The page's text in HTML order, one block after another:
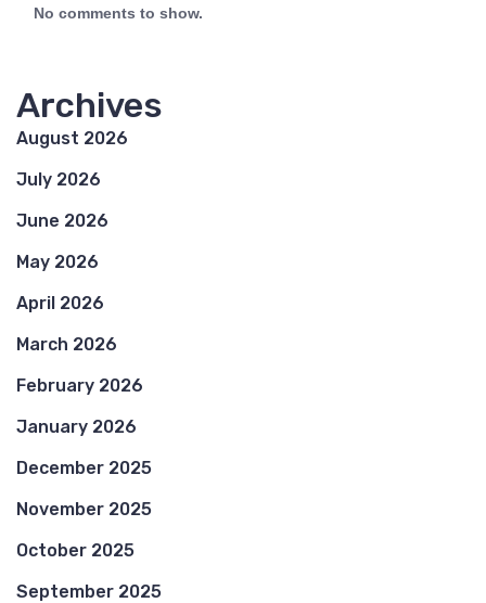
No comments to show.
Archives
August 2026
July 2026
June 2026
May 2026
April 2026
March 2026
February 2026
January 2026
December 2025
November 2025
October 2025
September 2025